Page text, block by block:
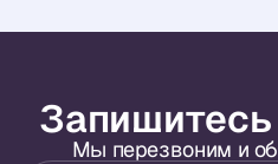
Мы перезвоним и